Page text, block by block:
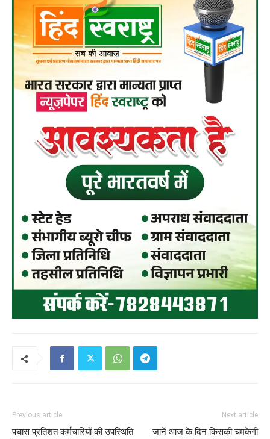
Previous article
पचास प्रतिशत कर्मचारियों की उपस्थिति
Next article
जानें आज के दिन किसकी चमकेगी